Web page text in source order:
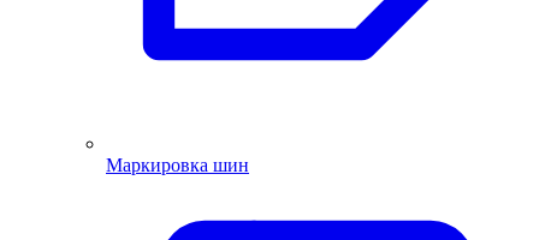
Маркировка шин